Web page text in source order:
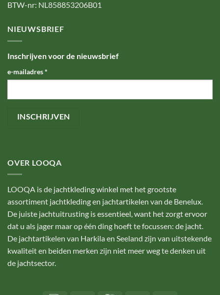
BTW-nr: NL858853206B01
NIEUWSBRIEF
Inschrijven voor de nieuwsbrief
e-mailadres*
OVER LOOQA
LOOQA is de jachtkleding winkel met het grootste
assortiment jachtkleding en jachtartikelen van de Benelux.
De juiste jachtuitrusting is essentieel, want het zorgt ervoor
dat u als jager maar op één ding hoeft te focussen: de jacht.
De jachtartikelen van Harkila en Seeland zijn van uitstekende
kwaliteit en beiden merken zijn niet meer weg te denken uit
de jachtsector.